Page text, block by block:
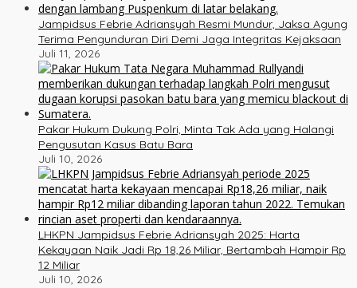
Jampidsus Febrie Adriansyah Resmi Mundur, Jaksa Agung
Terima Pengunduran Diri Demi Jaga Integritas Kejaksaan
Juli 11, 2026
Pakar Hukum Dukung Polri, Minta Tak Ada yang Halangi
Pengusutan Kasus Batu Bara
Juli 10, 2026
LHKPN Jampidsus Febrie Adriansyah 2025: Harta
Kekayaan Naik Jadi Rp 18,26 Miliar, Bertambah Hampir Rp
12 Miliar
Juli 10, 2026